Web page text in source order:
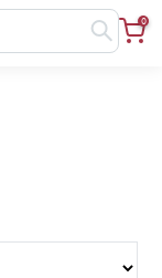
0